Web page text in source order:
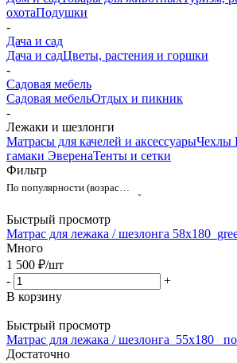
охотаПодушки
-
Дача и сад
Дача и садЦветы, растения и горшки
-
Садовая мебель
Садовая мебельОтдых и пикник
-
Лежаки и шезлонги
Матрасы для качелей и аксессуарыЧехлы
гамаки ЭверенаТенты и сетки
Фильтр
Быстрый просмотр
Матрас для лежака / шезлонга
Много
1 500 ₽/шт
-
+
В корзину
Быстрый просмотр
Матрас для лежака / шезлонга_55х180_
Достаточно